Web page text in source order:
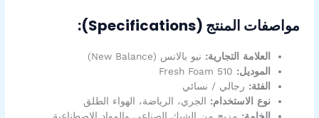
مواصفات المنتج (Specifications):
العلامة التجارية: نيو بالانس (New Balance)
الموديل:
الفئة: رجالي / نسائي
نوع الاستخدام: الجري، الرياضة، الهواء الطلق